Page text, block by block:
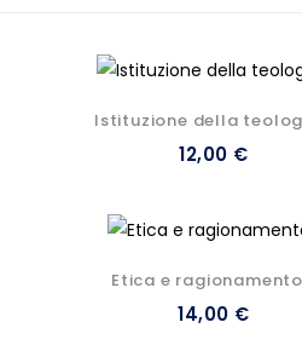
Istituzione della
12,00 €
Etica e
14,00 €